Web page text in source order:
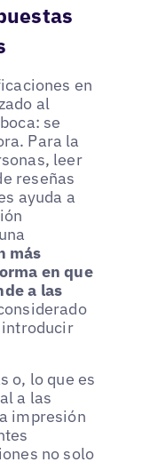
en
al
se
Para la
leer
reseñas
ayuda a
más
en que
a las
introducir
o, lo que es
a las
impresión
no solo